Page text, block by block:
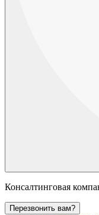
Консалтинговая
Перезвонить вам?